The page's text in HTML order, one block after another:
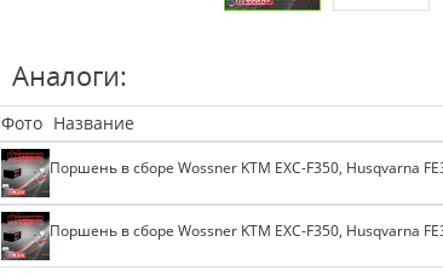
Аналоги:
Фото Название
Поршень в сборе Wossner KTM EXC-F350, Husqvarna
Поршень в сборе Wossner KTM EXC-F350, Husqvarna